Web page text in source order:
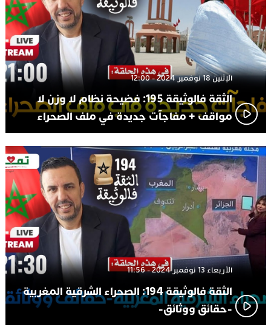
الإثنين 18 نوفمبر 2024 - 12:00
الثقة فالوثيقة 195: فضيحة نظام لا وزن لا
مواقف + مفاجآت جديدة في ملف الصحراء
الأربعاء 13 نوفمبر 2024 - 11:56
الثقة فالوثيقة 194: الصحراء الشرقية المغربية
-حقائق ووثائق-